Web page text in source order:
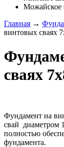
Можайское
Главная →
винтовых сваях
сваях
Фундамент на
свай диаметром
полностью
фундамента.